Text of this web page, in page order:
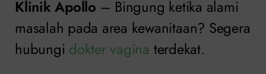
Klinik Apollo – Bingung ketika alami
masalah pada area kewanitaan? Segera
hubungi dokter vagina terdekat.